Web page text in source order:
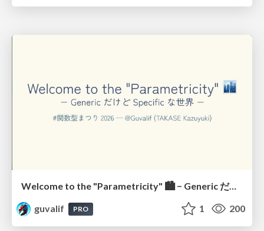
Welcome to the "Parametricity" 🏙️ − Generic だけど Specific な世界 −
guvalif
PRO 1 200